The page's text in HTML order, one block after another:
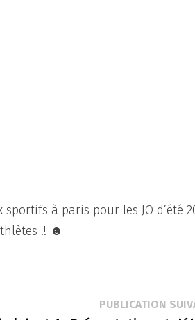
à paris pour les JO d’été
!! ☻
PUBLICATION